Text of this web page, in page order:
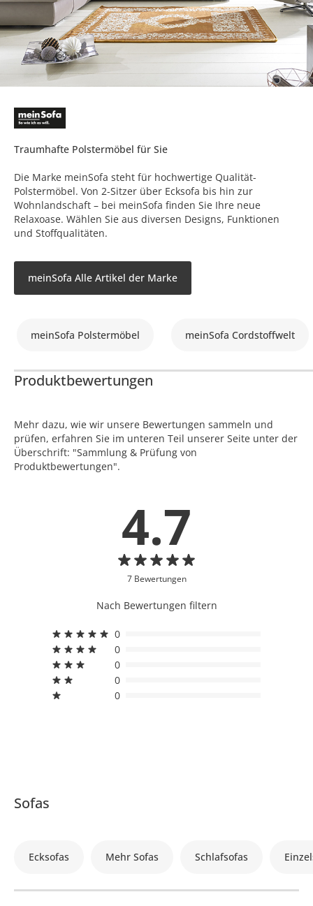
Traumhafte Polstermöbel für Sie
Die Marke meinSofa steht für hochwertige Qualität-
Polstermöbel. Von 2-Sitzer über Ecksofa bis hin zur
Wohnlandschaft – bei meinSofa finden Sie Ihre neue
Relaxoase. Wählen Sie aus diversen Designs, Funktionen
und Stoffqualitäten.
meinSofa Alle Artikel der Marke
meinSofa Polstermöbel meinSofa Cordstoffwelt
Produktbewertungen
Mehr dazu, wie wir unsere Bewertungen sammeln und
prüfen, erfahren Sie im unteren Teil unserer Seite unter der
Überschrift: "Sammlung & Prüfung von
Produktbewertungen".
4.7
7 Bewertungen
Nach Bewertungen filtern
0
0
0
0
0
Sofas
Ecksofas Mehr Sofas Schlafsofas